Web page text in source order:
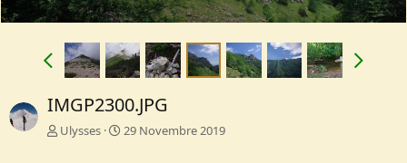
IMGP2300.JPG
Ulysses 29 Novembre 2019